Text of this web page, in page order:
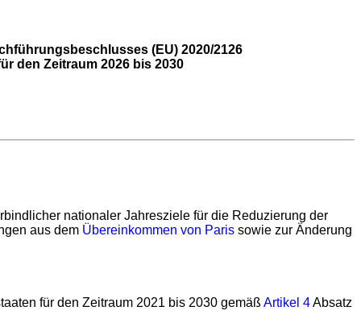
(EU) 2020/2126
den Zeitraum 2026 bis 2030
nationaler Jahresziele für die Reduzierung der
aus dem Übereinkommen von Paris sowie zur Änderung
für den Zeitraum 2021 bis 2030 gemäß Artikel 4Absatz